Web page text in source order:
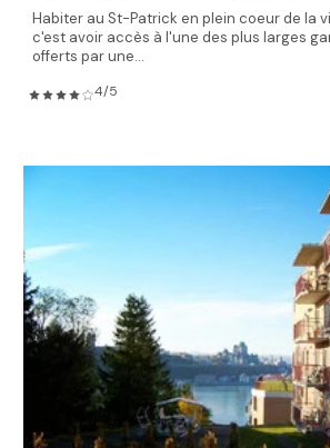
Habiter au St-Patrick en plein coeur de la
c'est avoir accès à l'une des plus larges
offerts par une...
4/5